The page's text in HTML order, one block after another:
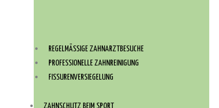
REGELMÄSSIGE ZAHNARZTBESUCHE
PROFESSIONELLE ZAHNREINIGUNG
FISSURENVERSIEGELUNG
ZAHNSCHUTZ BEIM SPORT